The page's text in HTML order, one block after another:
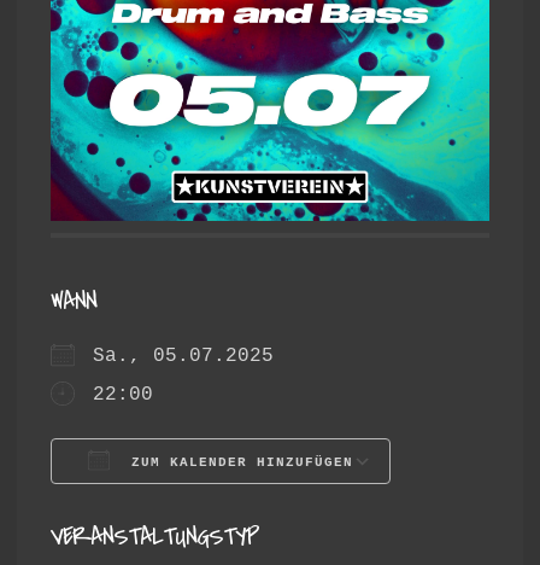
WANN
Sa., 05.07.2025
22:00
ZUM KALENDER HINZUFÜGEN
VERANSTALTUNGSTYP